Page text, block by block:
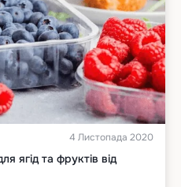
4 Листопада 2020
ягід та фруктів від